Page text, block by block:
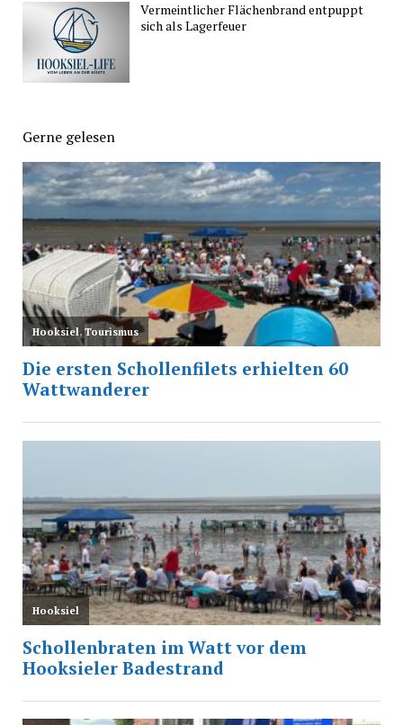
Vermeintlicher Flächenbrand entpuppt
sich als Lagerfeuer
Gerne gelesen